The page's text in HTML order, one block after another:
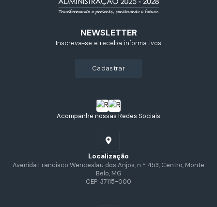
Acompanhe nossas Redes Sociais
Localização
Avenida Francisco Wenceslau dos Anjos, n.º 453, Centro, Monte
Belo, MG
CEP: 37115-000
NEWSLETTER
Inscreva-se e receba informativos
cadastrar